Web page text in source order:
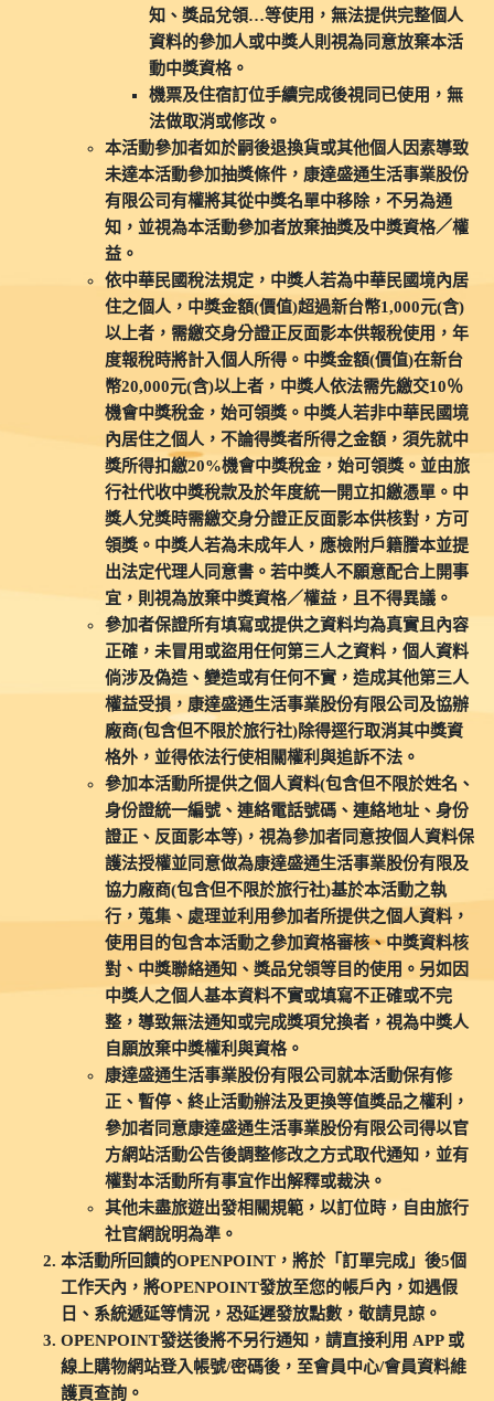
知、獎品兌領…等使用，無法提供完整個人
資料的參加人或中獎人則視為同意放棄本活
動中獎資格。
機票及住宿訂位手續完成後視同已使用，無
法做取消或修改。
本活動參加者如於嗣後退換貨或其他個人因素導致
未達本活動參加抽獎條件，康達盛通生活事業股份
有限公司有權將其從中獎名單中移除，不另為通
知，並視為本活動參加者放棄抽獎及中獎資格／權
益。
依中華民國稅法規定，中獎人若為中華民國境內居
住之個人，中獎金額(價值)超過新台幣1,000元(含)
以上者，需繳交身分證正反面影本供報稅使用，年
度報稅時將計入個人所得。中獎金額(價值)在新台
幣20,000元(含)以上者，中獎人依法需先繳交10％
機會中獎稅金，始可領獎。中獎人若非中華民國境
內居住之個人，不論得獎者所得之金額，須先就中
獎所得扣繳20%機會中獎稅金，始可領獎。並由旅
行社代收中獎稅款及於年度統一開立扣繳憑單。中
獎人兌獎時需繳交身分證正反面影本供核對，方可
領獎。中獎人若為未成年人，應檢附戶籍謄本並提
出法定代理人同意書。若中獎人不願意配合上開事
宜，則視為放棄中獎資格／權益，且不得異議。
參加者保證所有填寫或提供之資料均為真實且內容
正確，未冒用或盜用任何第三人之資料，個人資料
倘涉及偽造、變造或有任何不實，造成其他第三人
權益受損，康達盛通生活事業股份有限公司及協辦
廠商(包含但不限於旅行社)除得逕行取消其中獎資
格外，並得依法行使相關權利與追訴不法。
參加本活動所提供之個人資料(包含但不限於姓名、
身份證統一編號、連絡電話號碼、連絡地址、身份
證正、反面影本等)，視為參加者同意按個人資料保
護法授權並同意做為康達盛通生活事業股份有限及
協力廠商(包含但不限於旅行社)基於本活動之執
行，蒐集、處理並利用參加者所提供之個人資料，
使用目的包含本活動之參加資格審核、中獎資料核
對、中獎聯絡通知、獎品兌領等目的使用。另如因
中獎人之個人基本資料不實或填寫不正確或不完
整，導致無法通知或完成獎項兌換者，視為中獎人
自願放棄中獎權利與資格。
康達盛通生活事業股份有限公司就本活動保有修
正、暫停、終止活動辦法及更換等值獎品之權利，
參加者同意康達盛通生活事業股份有限公司得以官
方網站活動公告後調整修改之方式取代通知，並有
權對本活動所有事宜作出解釋或裁決。
其他未盡旅遊出發相關規範，以訂位時，自由旅行
社官網說明為準。
本活動所回饋的OPENPOINT，將於「訂單完成」後5個
工作天內，將OPENPOINT發放至您的帳戶內，如遇假
日、系統遞延等情況，恐延遲發放點數，敬請見諒。
OPENPOINT發送後將不另行通知，請直接利用 APP 或
線上購物網站登入帳號/密碼後，至會員中心/會員資料維
護頁查詢。